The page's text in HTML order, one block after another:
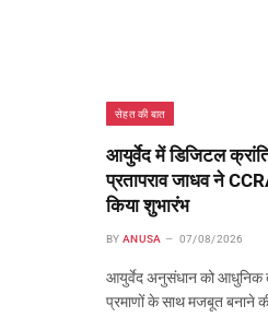
सेहत की बात
आयुर्वेद में डिजिटल
प्रतापराव जाधव ने
किया शुभारंभ
BY ANUSA 07/08/2026
आयुर्वेद अनुसंधान को आधुनिक
प्रमाणों के साथ मजबूत बनाने